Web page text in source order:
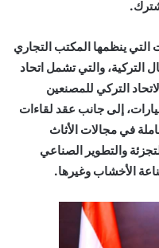
التي ينظمها المكتب التجاري
التركية، والتي تشمل اتحاد
التركي للمصنعين
إلى جانب عقد لقاءات
في مجالات الأثاث
والتطوير الصناعي
الأخشاب وغيرها.